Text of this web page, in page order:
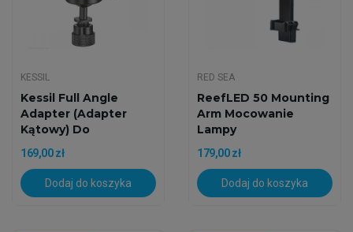
KESSIL
Kessil Full Angle
Adapter (Adapter
Kątowy) Do
Uchwytów I...
169,00 zł
Dodaj do koszyka
RED SEA
ReefLED 50 Mounting
Arm Mocowanie
Lampy
179,00 zł
Dodaj do koszyka